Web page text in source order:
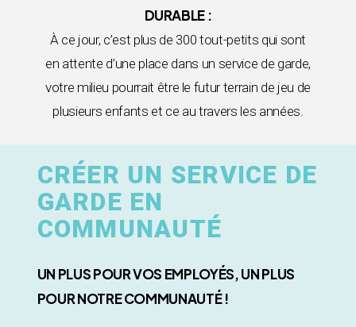
DURABLE :
À ce jour, c’est plus de 300 tout-petits qui sont
en attente d’une place dans un service de garde,
votre milieu pourrait être le futur terrain de jeu de
plusieurs enfants et ce au travers les années.
CRÉER UN SERVICE DE
GARDE EN
COMMUNAUTÉ
UN PLUS POUR VOS EMPLOYÉS, UN PLUS
POUR NOTRE COMMUNAUTÉ !